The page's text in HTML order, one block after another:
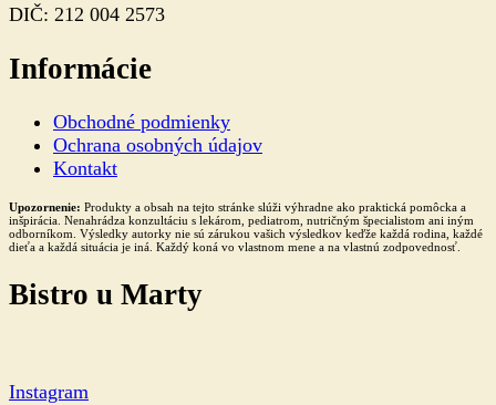
DIČ: 212 004 2573
Informácie
Obchodné podmienky
Ochrana osobných údajov
Kontakt
Upozornenie: Produkty a obsah na tejto stránke slúži výhradne ako praktická pomôcka a
inšpirácia. Nenahrádza konzultáciu s lekárom, pediatrom, nutričným špecialistom ani iným
odborníkom. Výsledky autorky nie sú zárukou vašich výsledkov keďže každá rodina, každé
dieťa a každá situácia je iná. Každý koná vo vlastnom mene a na vlastnú zodpovednosť.
Bistro u Marty
Instagram